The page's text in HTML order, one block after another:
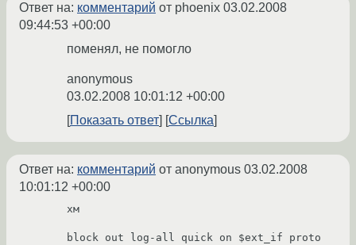
Ответ на: комментарий от phoenix 03.02.2008
09:44:53 +00:00
поменял, не помогло
anonymous
03.02.2008 10:01:12 +00:00
Показать ответ
Ссылка
Ответ на: комментарий от anonymous 03.02.2008
10:01:12 +00:00
хм
block out log-all quick on $ext_if proto